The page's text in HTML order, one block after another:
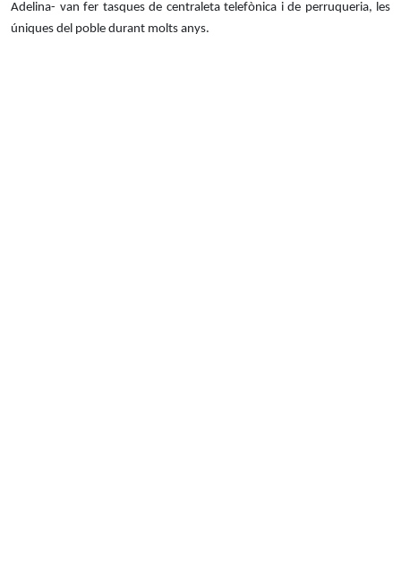
Adelina- van fer tasques de centraleta telefònica i de perruqueria, les
úniques del poble durant molts anys.